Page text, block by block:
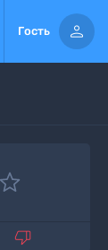
Гость 
